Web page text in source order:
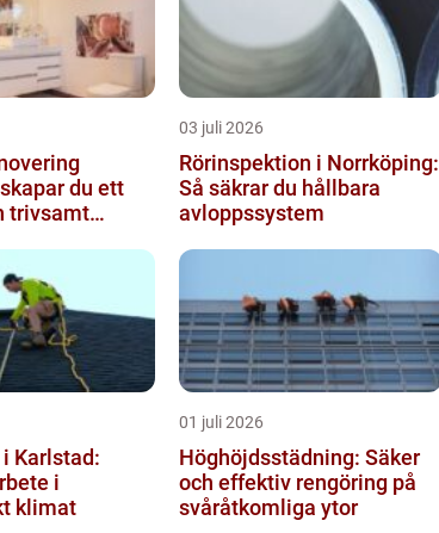
trivsamt
03 juli 2026
Rörinspektion i Norrköping:
Så säkrar du hållbara
avloppssystem
Karlstad:
i
klimat
01 juli 2026
Höghöjdsstädning: Säker
och effektiv rengöring på
svåråtkomliga ytor